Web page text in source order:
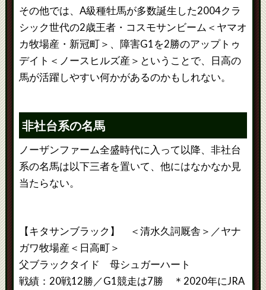
その他では、A級種牡馬が多数誕生した2004クラ
シック世代の2歳王者・コスモサンビーム＜ヤマオ
カ牧場産・新冠町＞、障害G1を2勝のアップトゥ
デイト＜ノースヒルズ産＞ということで、日高の
馬が活躍しやすい何かがあるのかもしれない。
非社台系の名馬
ノーザンファーム全盛時代に入って以降、非社台
系の名馬は以下三者を置いて、他にはなかなか見
当たらない。
【キタサンブラック】 ＜清水久詞厩舎＞／ヤナ
ガワ牧場産＜日高町＞
父ブラックタイド 母シュガーハート
戦績：20戦12勝／G1競走は7勝 ＊2020年にJRA